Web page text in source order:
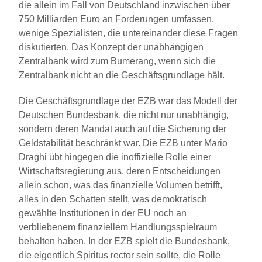
die allein im Fall von Deutschland inzwischen über
750 Milliarden Euro an Forderungen umfassen,
wenige Spezialisten, die untereinander diese Fragen
diskutierten. Das Konzept der unabhängigen
Zentralbank wird zum Bumerang, wenn sich die
Zentralbank nicht an die Geschäftsgrundlage hält.
Die Geschäftsgrundlage der EZB war das Modell der
Deutschen Bundesbank, die nicht nur unabhängig,
sondern deren Mandat auch auf die Sicherung der
Geldstabilität beschränkt war. Die EZB unter Mario
Draghi übt hingegen die inoffizielle Rolle einer
Wirtschaftsregierung aus, deren Entscheidungen
allein schon, was das finanzielle Volumen betrifft,
alles in den Schatten stellt, was demokratisch
gewählte Institutionen in der EU noch an
verbliebenem finanziellem Handlungsspielraum
behalten haben. In der EZB spielt die Bundesbank,
die eigentlich Spiritus rector sein sollte, die Rolle